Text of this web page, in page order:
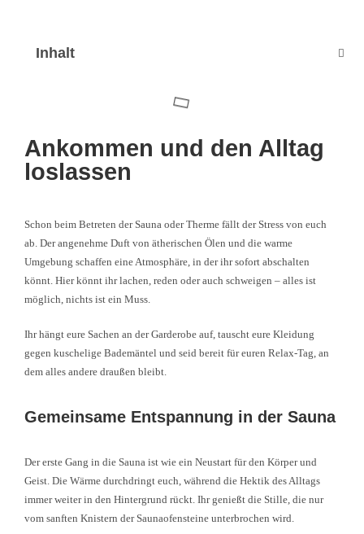
Inhalt
Ankommen und den Alltag
loslassen
Schon beim Betreten der Sauna oder Therme fällt der Stress von euch
ab. Der angenehme Duft von ätherischen Ölen und die warme
Umgebung schaffen eine Atmosphäre, in der ihr sofort abschalten
könnt. Hier könnt ihr lachen, reden oder auch schweigen – alles ist
möglich, nichts ist ein Muss.
Ihr hängt eure Sachen an der Garderobe auf, tauscht eure Kleidung
gegen kuschelige Bademäntel und seid bereit für euren Relax-Tag, an
dem alles andere draußen bleibt.
Gemeinsame Entspannung in der Sauna
Der erste Gang in die Sauna ist wie ein Neustart für den Körper und
Geist. Die Wärme durchdringt euch, während die Hektik des Alltags
immer weiter in den Hintergrund rückt. Ihr genießt die Stille, die nur
vom sanften Knistern der Saunaofensteine unterbrochen wird.